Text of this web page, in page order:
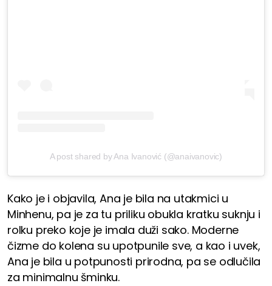
A post shared by Ana Ivanović (@anaivanovic)
Kako je i objavila, Ana je bila na utakmici u
Minhenu, pa je za tu priliku obukla kratku suknju i
rolku preko koje je imala duži sako. Moderne
čizme do kolena su upotpunile sve, a kao i uvek,
Ana je bila u potpunosti prirodna, pa se odlučila
za minimalnu šminku.